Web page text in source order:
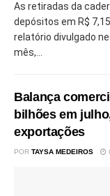
As retiradas da
depósitos em R$
relatório divulgado
mês,...
Balança
bilhões em
exportações
POR TAYSA MEDEIROS